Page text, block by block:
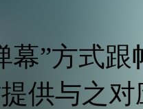
幕”方式
供与之